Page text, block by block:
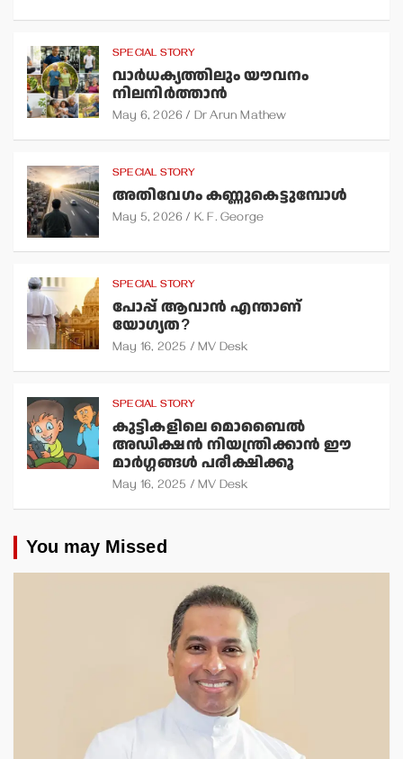
SPECIAL STORY
വാര്‍ധക്യത്തിലും യൗവനം
നിലനിര്‍ത്താന്‍
May 6, 2026 Dr Arun Mathew
SPECIAL STORY
അതിവേഗം കണ്ണുകെട്ടുമ്പോള്‍
May 5, 2026 K. F. George
SPECIAL STORY
പോപ്പ് ആവാന്‍ എന്താണ്
യോഗ്യത?
May 16, 2025 MV Desk
SPECIAL STORY
കുട്ടികളിലെ മൊബൈല്‍
അഡിക്ഷന്‍ നിയന്ത്രിക്കാന്‍ ഈ
മാര്‍ഗ്ഗങ്ങള്‍ പരീക്ഷിക്കൂ
May 16, 2025 MV Desk
You may Missed